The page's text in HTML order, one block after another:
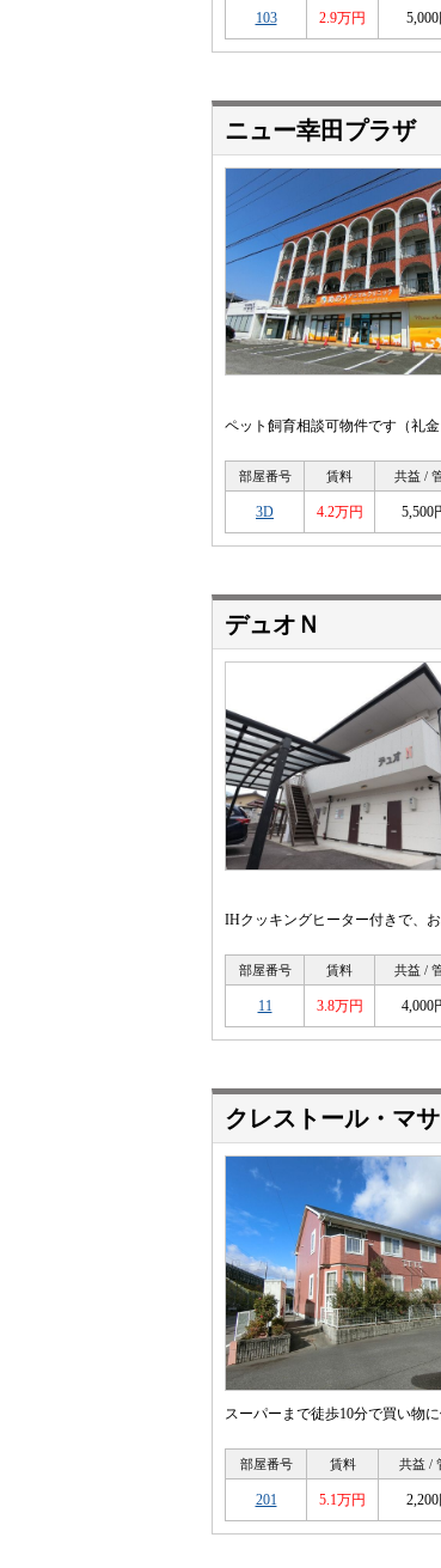
103 2.9万円
ニュー幸田プラザ
ペット飼育相談可物件です（礼金
部屋番号 賃料 共益 /
3D 4.2万円 5,500
デュオＮ
IHクッキングヒーター付きで、
部屋番号 賃料 共益 /
11 3.8万円 4,000
クレストール・マサ
スーパーまで徒歩10分で買い物
部屋番号 賃料 共益 /
201 5.1万円